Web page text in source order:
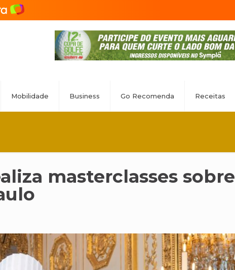
Mobilidade Business Go Recomenda Receitas
masterclasses sobre